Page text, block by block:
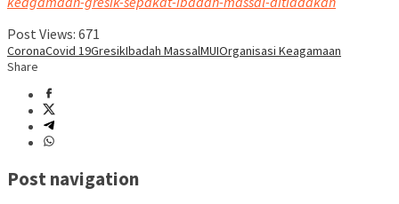
Post Views: 671
CoronaCovid 19GresikIbadah MassalMUIOrganisasi Keagamaan
Share
Post navigation